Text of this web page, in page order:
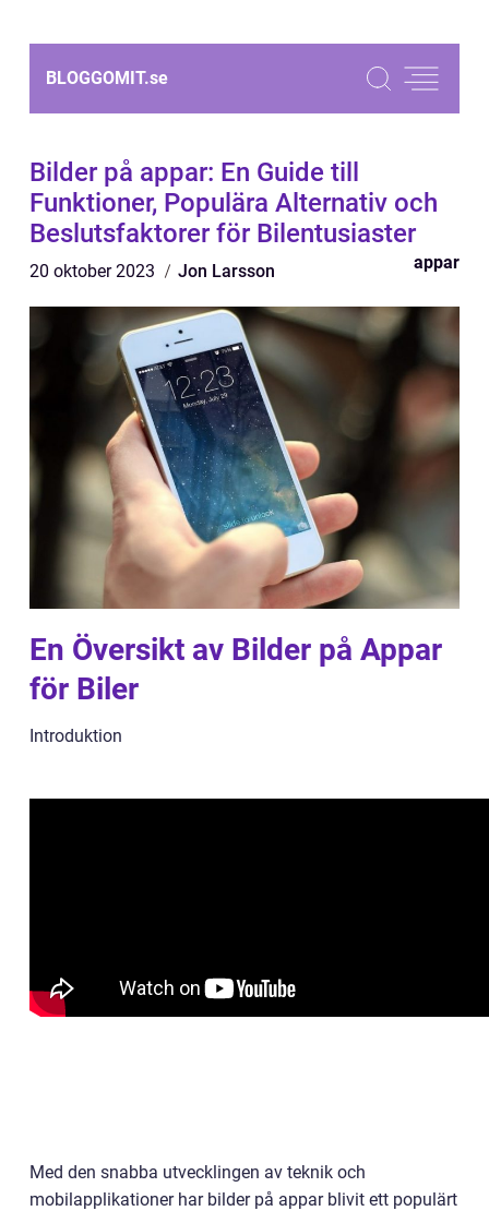
BLOGGOMIT.se
Bilder på appar: En Guide till
Funktioner, Populära Alternativ och
Beslutsfaktorer för Bilentusiaster
20 oktober 2023 Jon Larsson appar
En Översikt av Bilder på Appar
för Biler
Introduktion
Med den snabba utvecklingen av teknik och
mobilapplikationer har bilder på appar blivit ett populärt